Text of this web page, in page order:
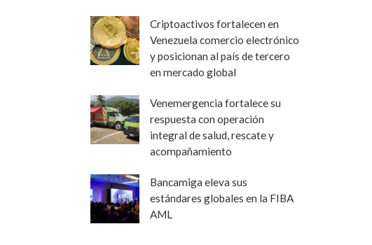
Criptoactivos fortalecen en
Venezuela comercio electrónico
y posicionan al país de tercero
en mercado global
Venemergencia fortalece su
respuesta con operación
integral de salud, rescate y
acompañamiento
Bancamiga eleva sus
estándares globales en la FIBA
AML